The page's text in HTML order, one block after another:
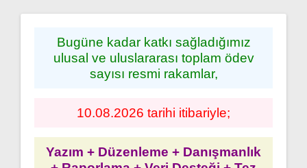
Bugüne kadar katkı sağladığımız
ulusal ve uluslararası toplam ödev
sayısı resmi rakamlar,
10.08.2026 tarihi itibariyle;
Yazım + Düzenleme + Danışmanlık